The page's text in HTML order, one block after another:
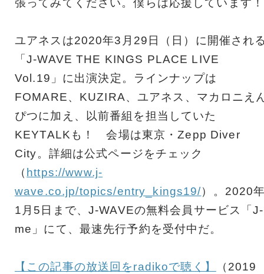
張ってみてください。僕らは応援しています！
ユアネスは2020年3月29日（日）に開催され
「J-WAVE THE KINGS PLACE LIVE
Vol.19」に出演決定。ラインナップは
FOMARE、KUZIRA、ユアネス、マカロニえ
ぴつに加え、以前番組を担当していた
KEYTALKも！ 会場は東京・Zepp Diver
City。詳細は公式ページをチェック
（ https://www.j-
wave.co.jp/topics/entry_kings19/）。2020
1月5日まで、J-WAVEの無料会員サービス「J-
me」にて、最速先行予約を受付中だ。
【この記事の放送回をradikoで聴く】
（2019